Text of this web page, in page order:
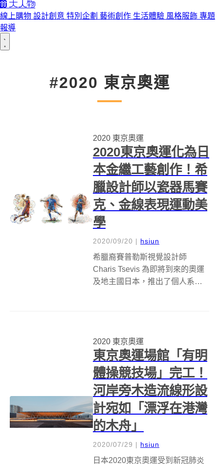
線上購物 設計創意 特別企劃 藝術創作 生活體驗 風格服飾 專題
報導
#2020 東京奧運
2020 東京奧運
2020東京奧運化為日
本金繼工藝創作！希
臘設計師以瓷器馬賽
克、金線表現運動美
學
2020/09/20 | hsiun
希臘裔賽普勒斯視覺設計師
Charis Tsevis 為即將到來的奧運
及地主國日本，推出了個人系列
組合出奧運的五...
2020 東京奧運
東京奧運場館「有明
體操競技場」完工！
河岸旁木造流線形設
計宛如「漂浮在港灣
的木舟」
2020/07/29 | hsiun
日本2020東京奧運受到新冠肺炎